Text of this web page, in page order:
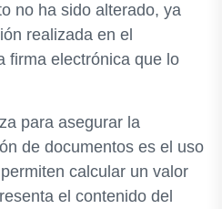
no ha sido alterado, ya
realizada en el
firma electrónica que lo
para asegurar la
de documentos es el uso
calcular un valor
el contenido del